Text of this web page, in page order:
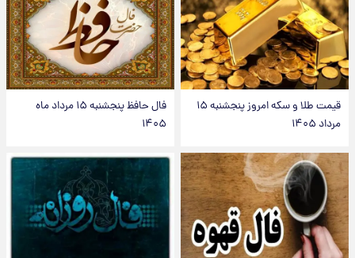
قیمت طلا و سکه امروز پنجشنبه ۱۵
مرداد ۱۴۰۵
فال حافظ پنجشنبه ۱۵ مرداد ماه
۱۴۰۵